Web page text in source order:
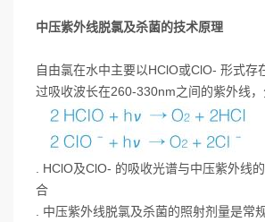
中压紫外线脱氯及杀菌的技术原理
自由氯在水中主要以HClO或ClO- 形式存
过吸收波长在260-330nm之间的紫外线，
. HClO及ClO- 的吸收光谱与中压紫外线
合
. 中压紫外线脱氯及杀菌的照射剂量是常